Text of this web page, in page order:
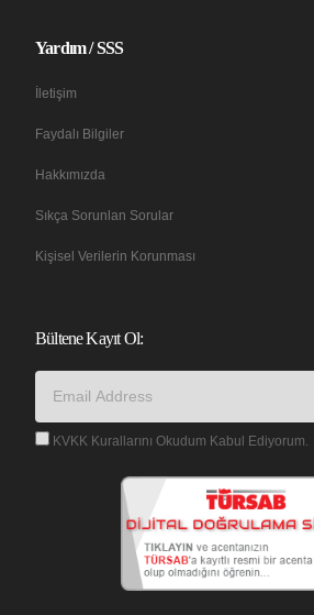
Yardım / SSS
İletişim
Faydalı Bilgiler
Hakkımızda
Sıkça Sorunlan Sorular
Kişisel Verilerin Korunması
Bültene Kayıt Ol:
KVKK Kurallarını Okudum Kabul Ediyorum.